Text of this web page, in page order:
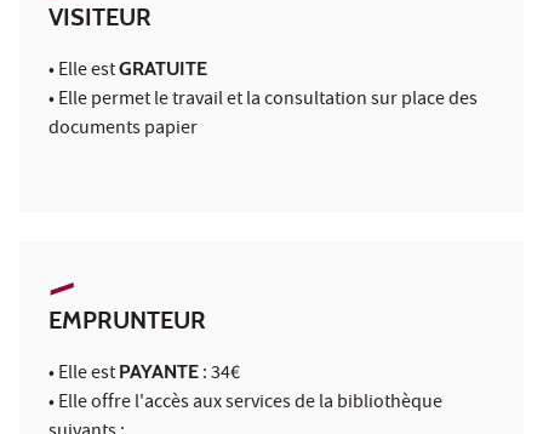
VISITEUR
• Elle estGRATUITE
• Elle permet le travail et la consultation sur place des
documents papier
EMPRUNTEUR
• Elle est PAYANTE : 34€
• Elle offre l'accès aux services de la bibliothèque